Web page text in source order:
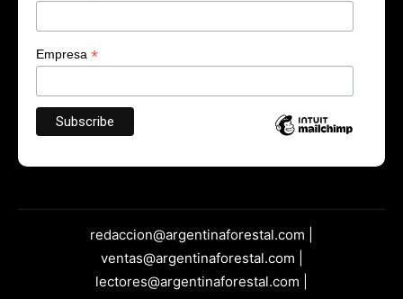
Empresa *
redaccion@argentinaforestal.com |
ventas@argentinaforestal.com |
lectores@argentinaforestal.com |